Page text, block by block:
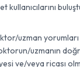
uzman yorumları
uzmanın
ve/veya ricası